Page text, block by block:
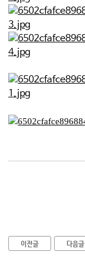
이전글 다음글